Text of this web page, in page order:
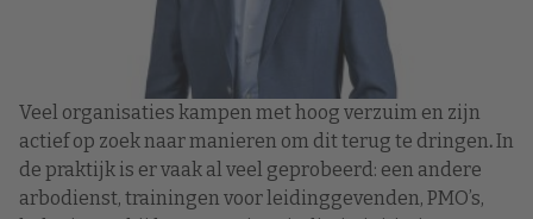
Veel organisaties kampen met hoog verzuim en zijn
actief op zoek naar manieren om dit terug te dringen.In
de praktijk is er vaak al veel geprobeerd: een andere
arbodienst, trainingen voor leidinggevenden, PMO’s,